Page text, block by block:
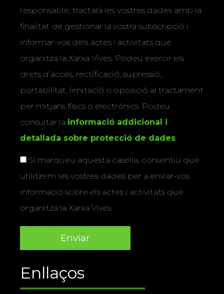
responsable, tractarà les vostres dades amb la
finalitat de gestionar la vostra subscripció i
informar-vos dels actes i activitats que
organitza la Xarxa Vives. Podeu exercir els
drets d’accés, rectificació, supressió,
portabilitat, limitació o oposició al tractament
per mitjans físics o electrònics. Podeu
consultar la informació addicional i
detallada sobre protecció de dades.
Si marqueu aquesta casella, consentiu que
utilitzem les vostres dades per a enviar-vos
informació sobre els actes i activitats que
organitza la Xarxa Vives.
Enllaços